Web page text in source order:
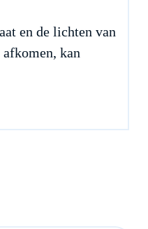
5
Beste
en de lichten van
kan